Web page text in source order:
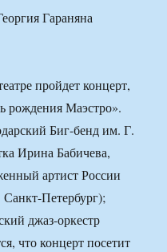
пройдет концерт,
рождения Маэстро».
Биг-бенд им. Г.
Ирина Бабичева,
артист России
Петербург);
джаз-оркестр
что концерт посетит